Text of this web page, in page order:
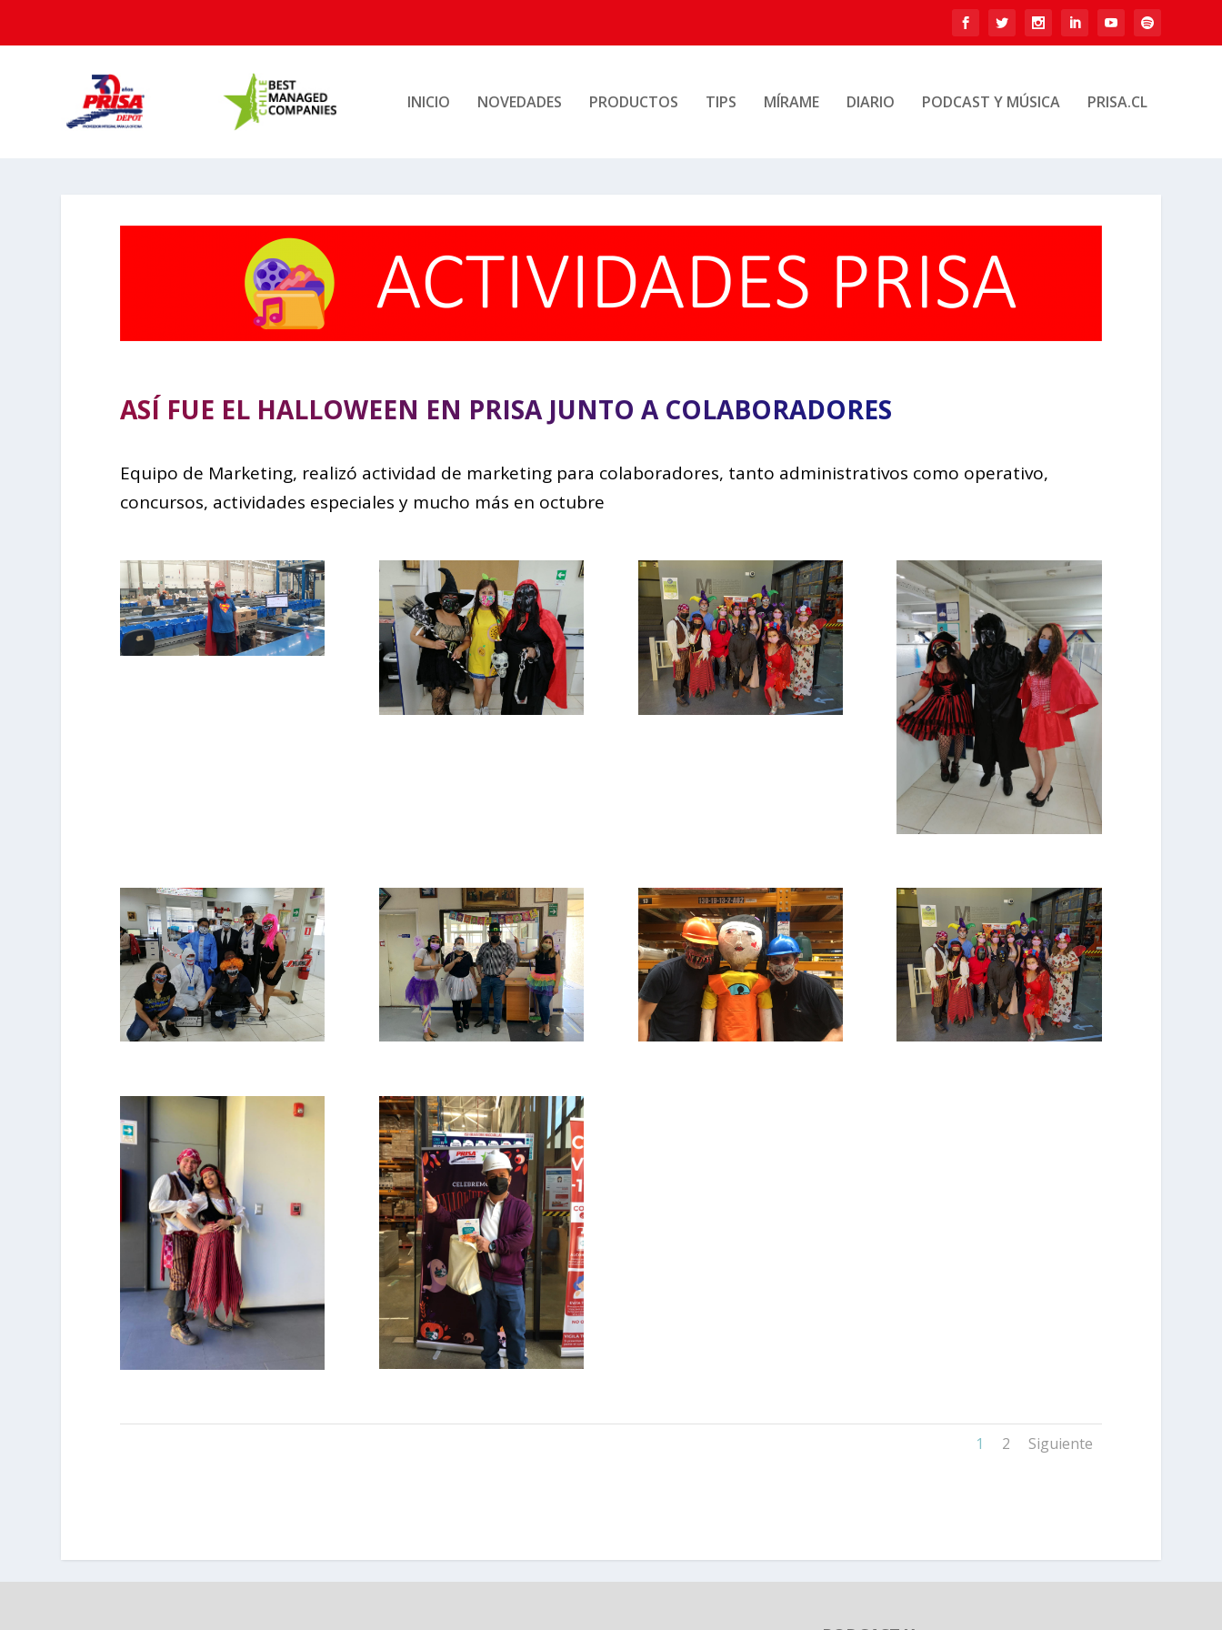
INICIO NOVEDADES PRODUCTOS TIPS MÍRAME DIARIO PODCAST Y MÚSICA PRISA.CL
ASÍ FUE EL HALLOWEEN EN PRISA JUNTO A COLABORADORES
Equipo de Marketing, realizó actividad de marketing para colaboradores, tanto administrativos como operativo,
concursos, actividades especiales y mucho más en octubre
1 2 Siguiente